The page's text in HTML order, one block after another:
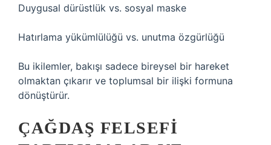
Duygusal dürüstlük vs. sosyal maske
Hatırlama yükümlülüğü vs. unutma özgürlüğü
Bu ikilemler, bakışı sadece bireysel bir hareket
olmaktan çıkarır ve toplumsal bir ilişki formuna
dönüştürür.
ÇAĞDAŞ FELSEFI